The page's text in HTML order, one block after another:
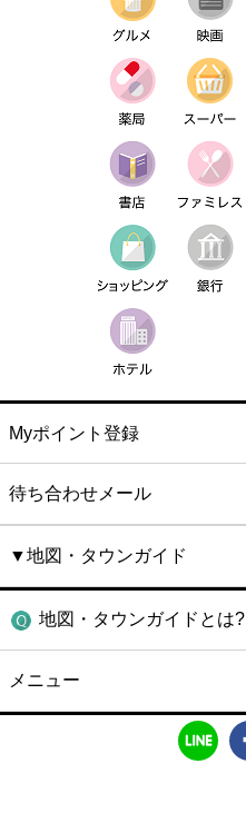
Myポイント登録
待ち合わせメール
▼地図・タウンガイド
地図・タウンガイドとは?
メニュー